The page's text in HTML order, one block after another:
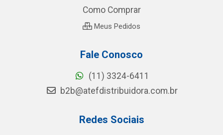
Como Comprar
Meus Pedidos
Fale Conosco
(11) 3324-6411
b2b@atefdistribuidora.com.br
Redes Sociais